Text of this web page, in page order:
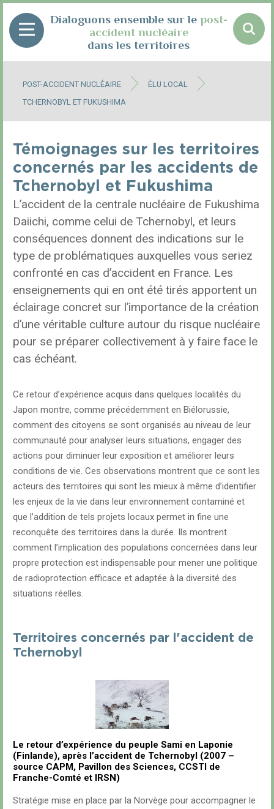
Dialoguons ensemble sur le post-
accident nucléaire
dans les territoires
POST-ACCIDENT NUCLÉAIRE
ÉLU LOCAL
TCHERNOBYL ET FUKUSHIMA
Témoignages sur les territoires
concernés par les accidents de
Tchernobyl et Fukushima
L’accident de la centrale nucléaire de Fukushima
Daiichi, comme celui de Tchernobyl, et leurs
conséquences donnent des indications sur le
type de problématiques auxquelles vous seriez
confronté en cas d’accident en France. Les
enseignements qui en ont été tirés apportent un
éclairage concret sur l’importance de la création
d’une véritable culture autour du risque nucléaire
pour se préparer collectivement à y faire face le
cas échéant.
Ce retour d’expérience acquis dans quelques localités du
Japon montre, comme précédemment en Biélorussie,
comment des citoyens se sont organisés au niveau de leur
communauté pour analyser leurs situations, engager des
actions pour diminuer leur exposition et améliorer leurs
conditions de vie. Ces observations montrent que ce sont les
acteurs des territoires qui sont les mieux à même d’identifier
les enjeux de la vie dans leur environnement contaminé et
que l’addition de tels projets locaux permet in fine une
reconquête des territoires dans la durée. Ils montrent
comment l’implication des populations concernées dans leur
propre protection est indispensable pour mener une politique
de radioprotection efficace et adaptée à la diversité des
situations réelles.
Territoires concernés par l'accident de
Tchernobyl
Le retour d’expérience du peuple Sami en Laponie
(Finlande), après l’accident de Tchernobyl (2007 –
source CAPM, Pavillon des Sciences, CCSTI de
Franche-Comté et IRSN)
Stratégie mise en place par la Norvège pour accompagner le
Panneau de gestion des cookies